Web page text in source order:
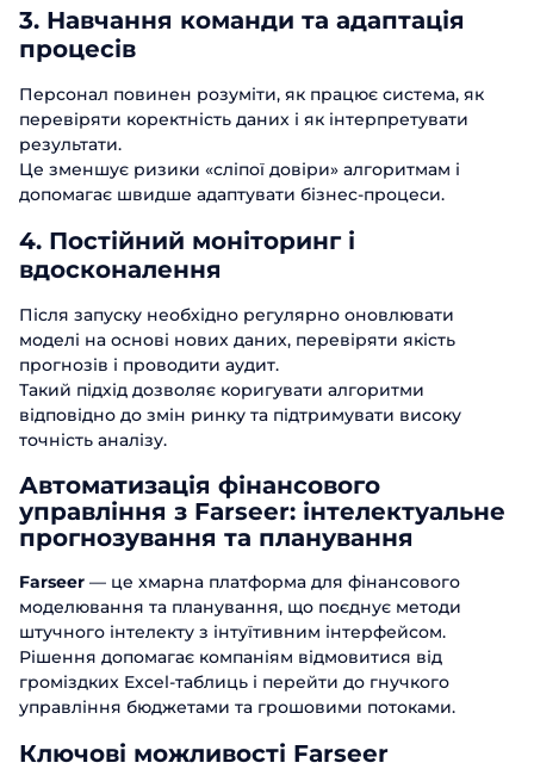
3. Навчання команди та адаптація
процесів
Персонал повинен розуміти, як працює система, як
перевіряти коректність даних і як інтерпретувати
результати.
Це зменшує ризики «сліпої довіри» алгоритмам і
допомагає швидше адаптувати бізнес-процеси.
4. Постійний моніторинг і
вдосконалення
Після запуску необхідно регулярно оновлювати
моделі на основі нових даних, перевіряти якість
прогнозів і проводити аудит.
Такий підхід дозволяє коригувати алгоритми
відповідно до змін ринку та підтримувати високу
точність аналізу.
Автоматизація фінансового
управління з Farseer: інтелектуальне
прогнозування та планування
Farseer — це хмарна платформа для фінансового
моделювання та планування, що поєднує методи
штучного інтелекту з інтуїтивним інтерфейсом.
Рішення допомагає компаніям відмовитися від
громіздких Excel-таблиць і перейти до гнучкого
управління бюджетами та грошовими потоками.
Ключові можливості Farseer